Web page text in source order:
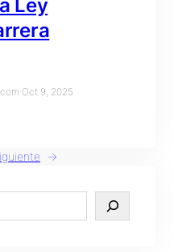
Ley
·Oct 9, 2025
→